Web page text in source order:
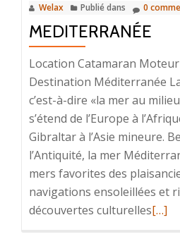
Welax Publié dans 0
MEDITERRANÉE
Location Catamaran
Destination Méditerranée
c’est-à-dire «la mer au
s’étend de l’Europe à
Gibraltar à l’Asie mineure.
l’Antiquité, la mer
mers favorites des
navigations ensoleillées et
découvertes culturellesEn
[…]